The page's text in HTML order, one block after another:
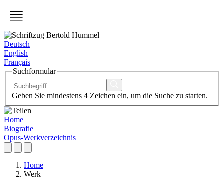
Deutsch
English
Français
Suchformular
Geben Sie mindestens 4 Zeichen ein, um die Suche zu starten.
Home
Biografie
Opus-Werkverzeichnis
Home
Werk